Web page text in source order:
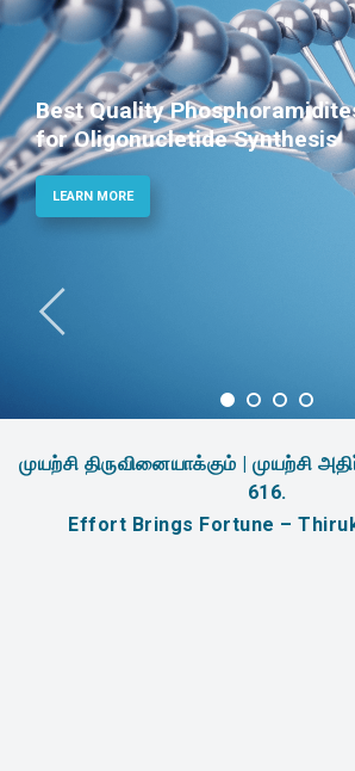
Best Quality
for Oligonucletide Synthesis
LEARN MORE
முயற்சி திருவினையாக்கும் | முயற்சி
616.
Effort Brings Fortune –